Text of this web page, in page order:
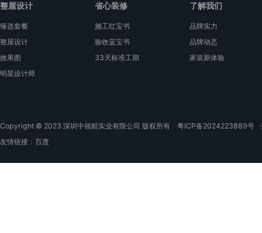
整屋设计
臻选套餐
整屋设计
效果图
明星设计师
省心装修
施工红宝书
验收蓝宝书
33天标准工期
了解我们
品牌实力
品牌动态
家装新体验
Copyright © 2023 深圳中领航实业有限公司 版权所有 粤ICP备2024223889号
友情链接： 百度